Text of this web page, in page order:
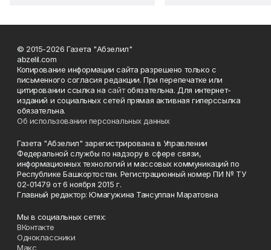
© 2015-2026 Газета "Абзелил"
abzelil.com
Копирование информации сайта разрешено только с
письменного согласия редакции. При перепечатке или
цитировании ссылка на сайтобязательна. Для интернет-
изданий и социальных сетей прямая активная гиперссылка
обязательна.
Об использовании персональных данных
Газета "Абзелил" зарегистрирована в Управлении
Федеральной службы по надзору в сфере связи,
информационных технологий и массовых коммуникаций по
Республике Башкортостан. Регистрационный номер ПИ № ТУ
02-01479 от 6 ноября 2015 г.
Главный редактор: Юмагужина Тансулпан Маратовна
Мы в социальных сетях:
ВКонтакте
Одноклассники
Макс